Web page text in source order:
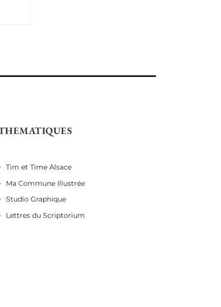
Tim et Time Alsace
Ma Commune Illustrée
Studio Graphique
Lettres du Scriptorium